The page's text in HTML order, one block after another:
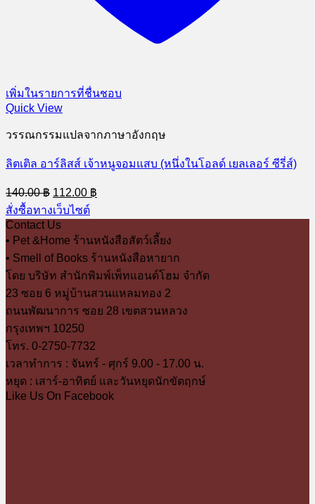
เพิ่มในรายการที่ชื่นชอบ
Quick View
วรรณกรรมแปลจากภาษาอังกฤษ
ลิตเติล อาร์ลิสส์ เจ้าหนูจอมแสบ (หนึ่งในโอลด์ เยลเลอร์ ซีรี่ส์)
140.00฿ Original
price
was:
140.00 ฿.
112.00 ฿
price
สั่งซื้อทางเว็บไซต์
Contact Us
• Pet &Home ร้านหนังสือสัตว์เลี้ยง
• Smell of Books ร้านหนังสือหายาก
โดย บริษัท สำนักพิมพ์เพ็ทแอนด์โฮม จำกัด
23 ซอย 6 หมู่บ้านสวนแหลมทอง 2
ถนนพัฒนาการ ซอย 28 เขตสวนหลวง
กรุงเทพฯ 10250
โทร. 0-2750-7732
เวลาทำการ : จันทร์ - ศุกร์ 9.00 - 17.00 น.
หยุด : เสาร์-อาทิตย์ และวันหยุดนักขัตฤกษ์
Like Us On Facebook